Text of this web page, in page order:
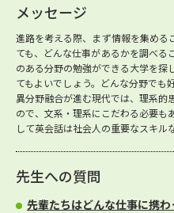
メッセージ
進路を考える際、まず情報を集める
ても、どんな仕事があるかを調べる
のある分野の勉強ができる大学を探
てもよいでしょう。どんな分野でも
異分野融合が進む現代では、理系的
ので、文系・理系にこだわる必要も
して英会話は社会人の重要なスキル
先生への質問
先輩たちはどんな仕事に携わ